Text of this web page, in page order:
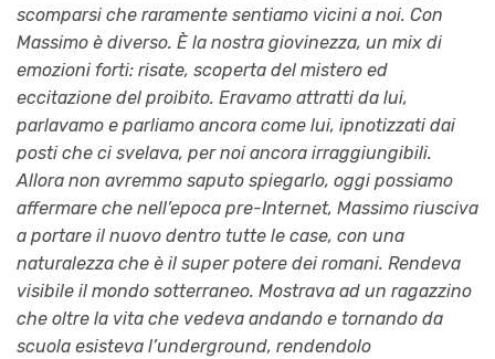
scomparsi che raramente sentiamo vicini a noi. Con
Massimo è diverso. È la nostra giovinezza, un mix di
emozioni forti: risate, scoperta del mistero ed
eccitazione del proibito. Eravamo attratti da lui,
parlavamo e parliamo ancora come lui, ipnotizzati dai
posti che ci svelava, per noi ancora irraggiungibili.
Allora non avremmo saputo spiegarlo, oggi possiamo
affermare che nell’epoca pre-Internet, Massimo riusciva
a portare il nuovo dentro tutte le case, con una
naturalezza che è il super potere dei romani. Rendeva
visibile il mondo sotterraneo. Mostrava ad un ragazzino
che oltre la vita che vedeva andando e tornando da
scuola esisteva l’underground, rendendolo